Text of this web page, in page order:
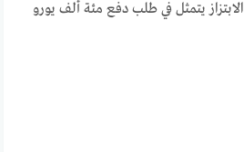
يتمثل في طلب دفع مئة ألف يورو